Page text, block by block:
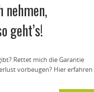
geht’s!
Rettet mich die Garantie
vorbeugen? Hier erfahren